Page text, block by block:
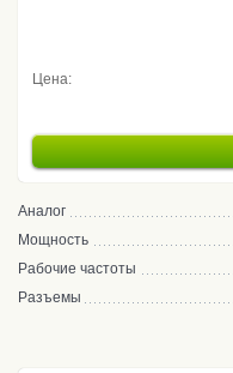
Цена:
Аналог
Мощность
Рабочие частоты
Разъемы